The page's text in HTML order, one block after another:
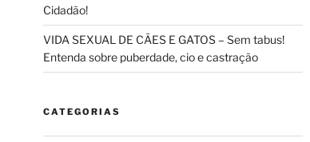
Cidadão!
VIDA SEXUAL DE CÃES E GATOS – Sem tabus!
Entenda sobre puberdade, cio e castração
CATEGORIAS